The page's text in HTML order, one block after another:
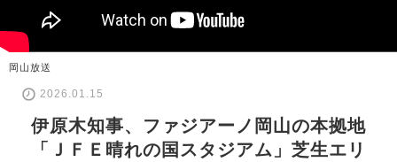
岡山放送
2026.01.15
伊原木知事、ファジアーノ岡山の本拠地
「ＪＦＥ晴れの国スタジアム」芝生エリ